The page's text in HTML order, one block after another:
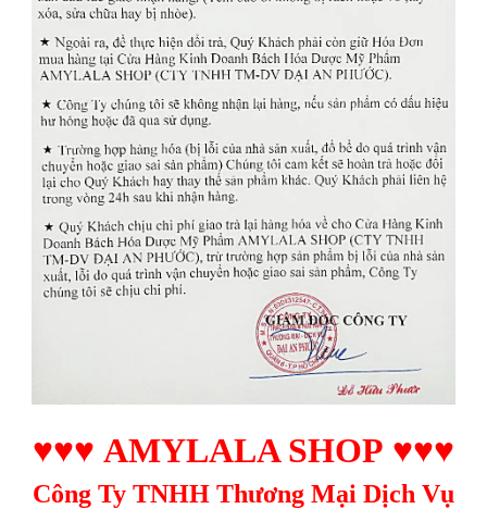
♥♥♥ AMYLALA SHOP ♥♥♥
Công Ty TNHH Thương Mại Dịch Vụ